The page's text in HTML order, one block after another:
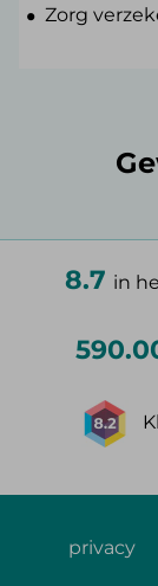
Zorg
8.7 in
privacy